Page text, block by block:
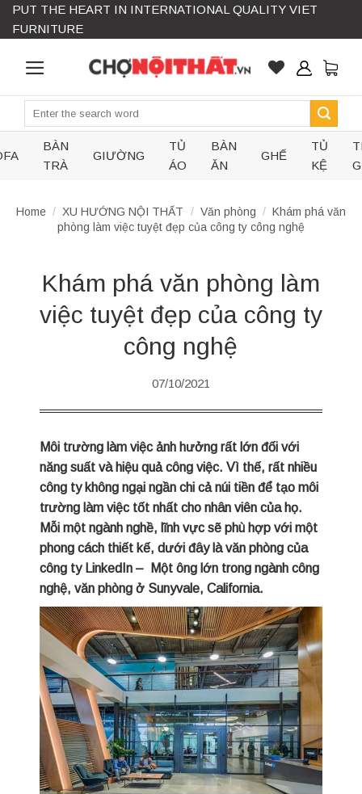
Skip
PUT THE HEART IN INTERNATIONAL QUALITY VIET
FURNITURE
Search
BÀN
TRÀ
GIƯỜNG
TỦ
ÁO
BÀN
ĂN
GHẾ
TỦ
KỆ
Home / XU HƯỚNG NỘI THẤT / Văn phòng / Khám phá văn
phòng làm việc tuyệt đẹp của công ty công nghệ
Khám phá văn phòng làm
việc tuyệt đẹp của công ty
công nghệ
07/10/2021
Môi trường làm việc ảnh hưởng rất lớn đối với
năng suất và hiệu quả công việc. Vì thế, rất nhiều
công ty không ngại ngần chi cả núi tiền để tạo môi
trường làm việc tốt nhất cho nhân viên của họ.
Mỗi một ngành nghề, lĩnh vực sẽ phù hợp với một
phong cách thiết kế, dưới đây là văn phòng của
công ty LinkedIn – Một ông lớn trong ngành công
nghệ, văn phòng ở Sunyvale, California.